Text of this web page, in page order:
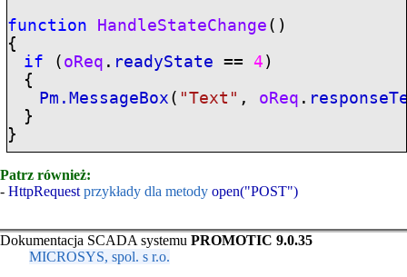
function
HandleStateChange ()
{
if ( oReq . readyState == 4 )
{
Pm.MessageBox ( "Text" , oReq .
}
}
Patrz również:
- HttpRequest przykłady dla metody open("POST")
Dokumentacja SCADA systemu PROMOTIC 9.0.35
MICROSYS, spol. s r.o.